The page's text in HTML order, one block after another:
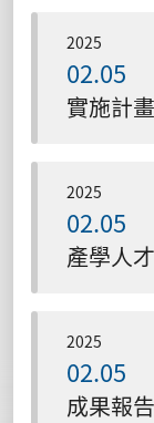
2025
02.05
實施計
2025
02.05
2025
02.05
成果報告